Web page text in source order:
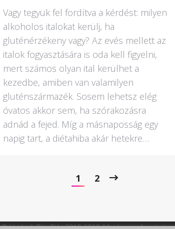
Vagy tegyük fel fordítva a kérdést: milyen
alkoholos italokat kerülj, ha
gluténérzékeny vagy? Az evés mellett az
italok fogyasztására is oda kell figyelni,
mert számos olyan ital kerülhet a
kezedbe, amiben van valamilyen
gluténszármazék. Sosem lehetsz elég
óvatos akkor sem, ha szórakozásra
adnád a fejed. Míg a másnaposság egy
napig tart, a diétahiba akár hetekre…
1 2
© Hadarik Rita EV - 2019-2020. Minden jog fenntartva.